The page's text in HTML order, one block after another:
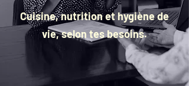
Cuisine, nutrition et hygiène de
vie, selon tes besoins.